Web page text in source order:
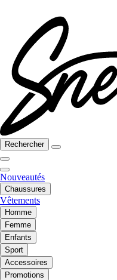
Rechercher
Nouveautés
Chaussures
Vêtements
Homme
Femme
Enfants
Sport
Accessoires
Promotions